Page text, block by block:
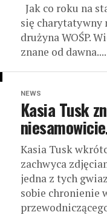
Jak co roku na
się charytatywny
drużyna WOŚP.
znane od dawna....
NEWS
Kasia Tusk
Kasia Tusk
zachwyca
jedna z tych
sobie chronienie